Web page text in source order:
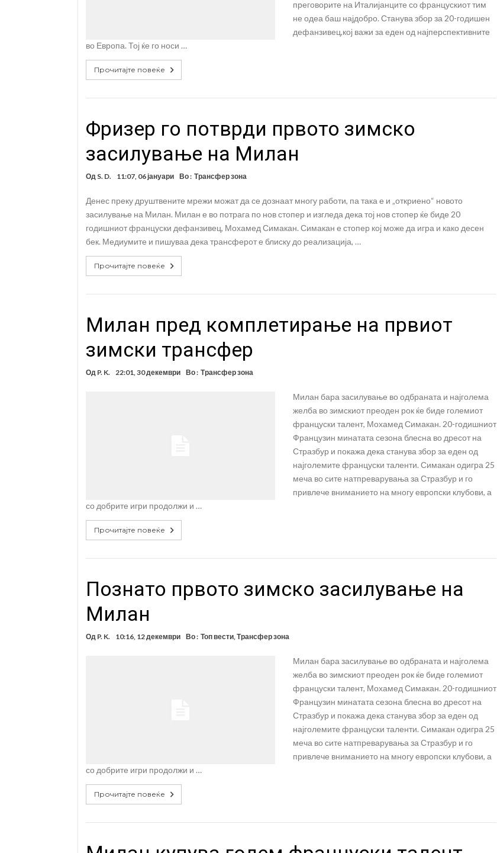
преговорите на Италијанците со францускиот тим
не одеа баш најдобро. Станува збор за 20-годишен
дефанзивец,кој важи за еден од најперспективните
во Европа. Тој ќе го носи …
Прочитајте повеќе
Фризер го потврди првото зимско
засилување на Милан
Од S. D. 11:07, 06 јануари Во : Трансфер зона
Денес преку друштвените мрежи можат да се дознаат многу работи, па така е и „откриено“ новото
засилување на Милан. Милан е во потрага по нов стопер и изгледа дека тој нов стопер ќе биде 20
годишниот француски дефанзивец, Мохамед Симакан. Симакан е стопер кој може да игра и како десен
бек. Медиумите и пишуваа дека трансферот е блиску до реализација, …
Прочитајте повеќе
Милан пред комплетирање на првиот
зимски трансфер
Од P. K. 22:01, 30 декември Во : Трансфер зона
Милан бара засилување во одбраната и најголема
желба во зимскиот преоден рок ќе биде големиот
француски талент, Мохамед Симакан. 20-годишниот
Французин минатата сезона блесна во дресот на
Стразбур и покажа дека станува збор за еден од
најголемите француски таленти. Симакан одигра 25
меча во сите натпреварувања за Стразбур и го
привлече вниманието на многу европски клубови, а
со добрите игри продолжи и …
Прочитајте повеќе
Познато првото зимско засилување на
Милан
Од P. K. 10:16, 12 декември Во : Топ вести, Трансфер зона
Милан бара засилување во одбраната и најголема
желба во зимскиот преоден рок ќе биде големиот
француски талент, Мохамед Симакан. 20-годишниот
Французин минатата сезона блесна во дресот на
Стразбур и покажа дека станува збор за еден од
најголемите француски таленти. Симакан одигра 25
меча во сите натпреварувања за Стразбур и го
привлече вниманието на многу европски клубови, а
со добрите игри продолжи и …
Прочитајте повеќе